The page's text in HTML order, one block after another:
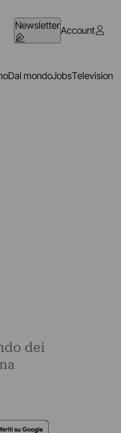
NewsletterAccount
Dal mondoJobsTelevision
dei